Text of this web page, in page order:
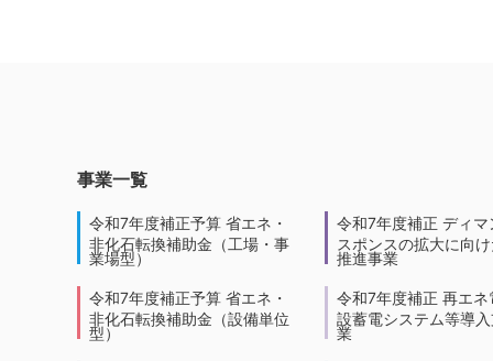
事業一覧
令和7年度補正予算 省エネ・
非化石転換補助金（工場・事
業場型）
令和7年度補正予算 省エネ・
非化石転換補助金（設備単位
型）
令和7年度補正 ディマ
スポンスの拡大に向
推進事業
令和7年度補正 再エネ
設蓄電システム等導
業